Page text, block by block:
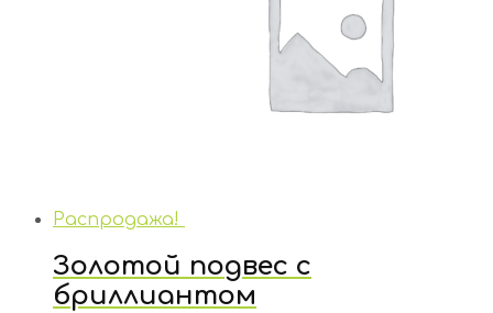
Распродажа!
Золотой подвес с
бриллиантом